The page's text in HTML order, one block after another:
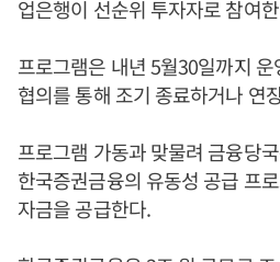
업은행이 선순위 투자자로 참여
프로그램은 내년 5월30일까지
협의를 통해 조기 종료하거나 연
프로그램 가동과 맞물려 금융당
한국증권금융의 유동성 공급 프
자금을 공급한다.